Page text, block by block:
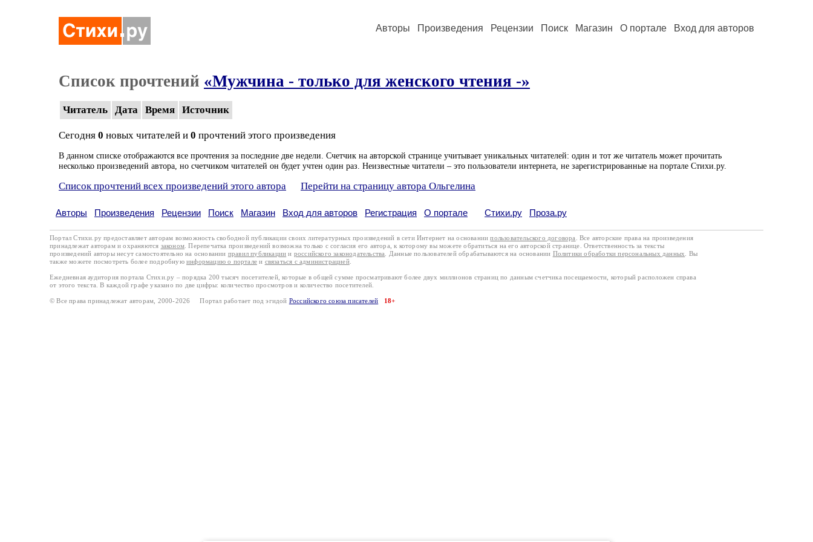
Авторы Произведения Рецензии Поиск Магазин О портале Вход для авторов
Список прочтений «Мужчина - только для женского чтения -»
Читатель Дата Время Источник
Сегодня 0 новых читателей и 0 прочтений этого произведения
В данном списке отображаются все прочтения за последние две недели. Счетчик на авторской странице учитывает уникальных читателей: один и тот же читатель может прочитать
несколько произведений автора, но счетчиком читателей он будет учтен один раз. Неизвестные читатели – это пользователи интернета, не зарегистрированные на портале Стихи.ру.
Список прочтений всех произведений этого автора Перейти на страницу автора Ольгелина
Авторы Произведения Рецензии Поиск Магазин Вход для авторов Регистрация О портале Стихи.ру Проза.ру
Портал Стихи.ру предоставляет авторам возможность свободной публикации своих литературных произведений в сети Интернет на основаниипользовательского договора
. Все авторские права на произведения
принадлежат авторам и охраняются законом . Перепечатка произведений возможна только с согласия его автора, к которому вы можете обратиться на его авторской странице. Ответственность за тексты
произведений авторы несут самостоятельно на основании правил публикации и российского законодательства . Данные пользователей обрабатываются на основании Политики обработки персональных данных
. Вы
также можете посмотреть более подробную информацию о портале и связаться с администрацией.
Ежедневная аудитория портала Стихи.ру – порядка 200 тысяч посетителей, которые в общей сумме просматривают более двух миллионов страниц по данным счетчика посещаемости, который расположен справа
от этого текста. В каждой графе указано по две цифры: количество просмотров и количество посетителей.
© Все права принадлежат авторам, 2000-2026 Портал работает под эгидой Российского союза писателей 18+